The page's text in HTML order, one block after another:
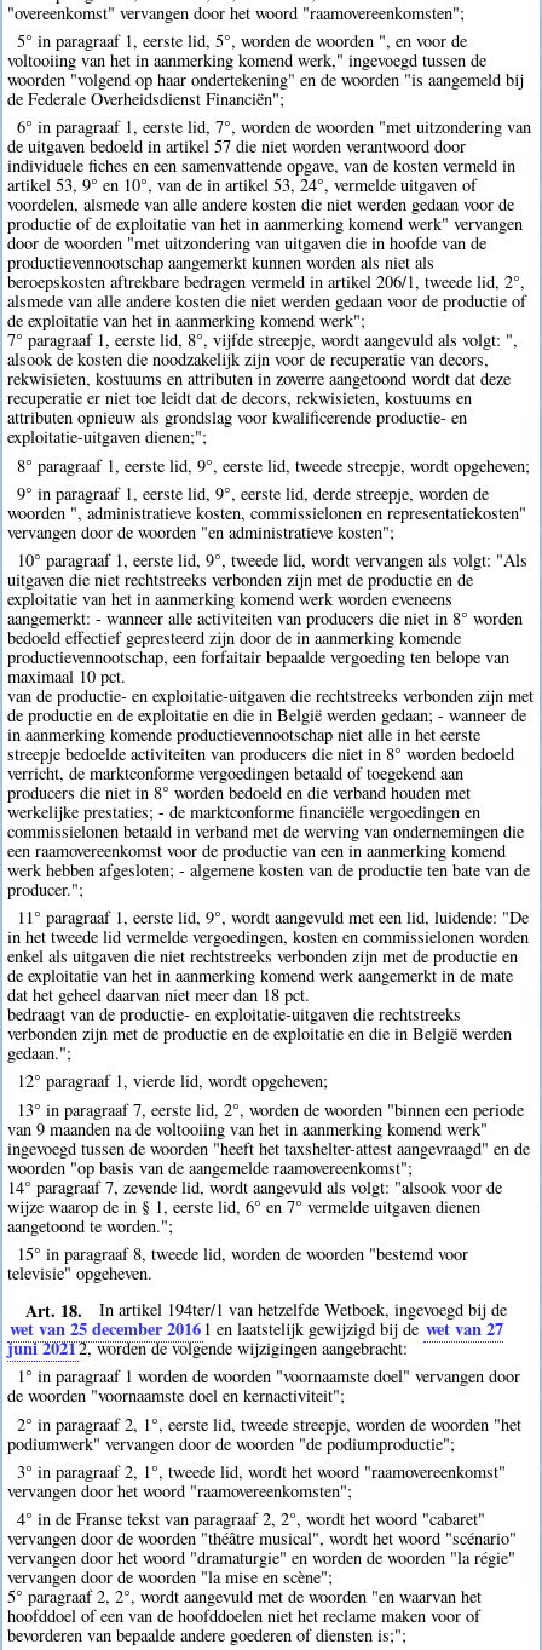
"overeenkomst" vervangen door het woord "raamovereenkomsten";
5° in paragraaf 1, eerste lid, 5°, worden de woorden ", en voor de
voltooiing van het in aanmerking komend werk," ingevoegd tussen de
woorden "volgend op haar ondertekening" en de woorden "is aangemeld bij
de Federale Overheidsdienst Financiën";
6° in paragraaf 1, eerste lid, 7°, worden de woorden "met uitzondering van
de uitgaven bedoeld in artikel 57 die niet worden verantwoord door
individuele fiches en een samenvattende opgave, van de kosten vermeld in
artikel 53, 9° en 10°, van de in artikel 53, 24°, vermelde uitgaven of
voordelen, alsmede van alle andere kosten die niet werden gedaan voor de
productie of de exploitatie van het in aanmerking komend werk" vervangen
door de woorden "met uitzondering van uitgaven die in hoofde van de
productievennootschap aangemerkt kunnen worden als niet als
beroepskosten aftrekbare bedragen vermeld in artikel 206/1, tweede lid, 2°,
alsmede van alle andere kosten die niet werden gedaan voor de productie of
de exploitatie van het in aanmerking komend werk";
7° paragraaf 1, eerste lid, 8°, vijfde streepje, wordt aangevuld als volgt: ",
alsook de kosten die noodzakelijk zijn voor de recuperatie van decors,
rekwisieten, kostuums en attributen in zoverre aangetoond wordt dat deze
recuperatie er niet toe leidt dat de decors, rekwisieten, kostuums en
attributen opnieuw als grondslag voor kwalificerende productie- en
exploitatie-uitgaven dienen;";
8° paragraaf 1, eerste lid, 9°, eerste lid, tweede streepje, wordt opgeheven;
9° in paragraaf 1, eerste lid, 9°, eerste lid, derde streepje, worden de
woorden ", administratieve kosten, commissielonen en representatiekosten"
vervangen door de woorden "en administratieve kosten";
10° paragraaf 1, eerste lid, 9°, tweede lid, wordt vervangen als volgt: "Als
uitgaven die niet rechtstreeks verbonden zijn met de productie en de
exploitatie van het in aanmerking komend werk worden eveneens
aangemerkt: - wanneer alle activiteiten van producers die niet in 8° worden
bedoeld effectief gepresteerd zijn door de in aanmerking komende
productievennootschap, een forfaitair bepaalde vergoeding ten belope van
maximaal 10 pct.
van de productie- en exploitatie-uitgaven die rechtstreeks verbonden zijn met
de productie en de exploitatie en die in België werden gedaan; - wanneer de
in aanmerking komende productievennootschap niet alle in het eerste
streepje bedoelde activiteiten van producers die niet in 8° worden bedoeld
verricht, de marktconforme vergoedingen betaald of toegekend aan
producers die niet in 8° worden bedoeld en die verband houden met
werkelijke prestaties; - de marktconforme financiële vergoedingen en
commissielonen betaald in verband met de werving van ondernemingen die
een raamovereenkomst voor de productie van een in aanmerking komend
werk hebben afgesloten; - algemene kosten van de productie ten bate van de
producer.";
11° paragraaf 1, eerste lid, 9°, wordt aangevuld met een lid, luidende: "De
in het tweede lid vermelde vergoedingen, kosten en commissielonen worden
enkel als uitgaven die niet rechtstreeks verbonden zijn met de productie en
de exploitatie van het in aanmerking komend werk aangemerkt in de mate
dat het geheel daarvan niet meer dan 18 pct.
bedraagt van de productie- en exploitatie-uitgaven die rechtstreeks
verbonden zijn met de productie en de exploitatie en die in België werden
gedaan.";
12° paragraaf 1, vierde lid, wordt opgeheven;
13° in paragraaf 7, eerste lid, 2°, worden de woorden "binnen een periode
van 9 maanden na de voltooiing van het in aanmerking komend werk"
ingevoegd tussen de woorden "heeft het taxshelter-attest aangevraagd" en de
woorden "op basis van de aangemelde raamovereenkomst";
14° paragraaf 7, zevende lid, wordt aangevuld als volgt: "alsook voor de
wijze waarop de in § 1, eerste lid, 6° en 7° vermelde uitgaven dienen
aangetoond te worden.";
15° in paragraaf 8, tweede lid, worden de woorden "bestemd voor
televisie" opgeheven.
Art. 18. In artikel 194ter/1 van hetzelfde Wetboek, ingevoegd bij de
wet van 25 december 2016 1 en laatstelijk gewijzigd bij de wet van 27
juni 20212, worden de volgende wijzigingen aangebracht:
1° in paragraaf 1 worden de woorden "voornaamste doel" vervangen door
de woorden "voornaamste doel en kernactiviteit";
2° in paragraaf 2, 1°, eerste lid, tweede streepje, worden de woorden "het
podiumwerk" vervangen door de woorden "de podiumproductie";
3° in paragraaf 2, 1°, tweede lid, wordt het woord "raamovereenkomst"
vervangen door het woord "raamovereenkomsten";
4° in de Franse tekst van paragraaf 2, 2°, wordt het woord "cabaret"
vervangen door de woorden "théâtre musical", wordt het woord "scénario"
vervangen door het woord "dramaturgie" en worden de woorden "la régie"
vervangen door de woorden "la mise en scène";
5° paragraaf 2, 2°, wordt aangevuld met de woorden "en waarvan het
hoofddoel of een van de hoofddoelen niet het reclame maken voor of
bevorderen van bepaalde andere goederen of diensten is;";